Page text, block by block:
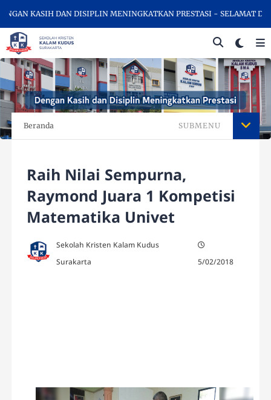
KASIH DAN DISIPLIN MENINGKATKAN PRESTASI - SELAMAT
Beranda SUBMENU
Raih Nilai Sempurna,
Raymond Juara 1 Kompetisi
Matematika Univet
Sekolah Kristen Kalam Kudus
Surakarta
5/02/2018